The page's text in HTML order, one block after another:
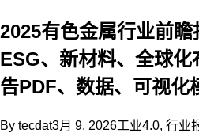
2025有色金属行业前瞻
ESG、新材料、全球
告PDF、数据、可视化
By tecdat3月 9, 2026工业4.0, 行业